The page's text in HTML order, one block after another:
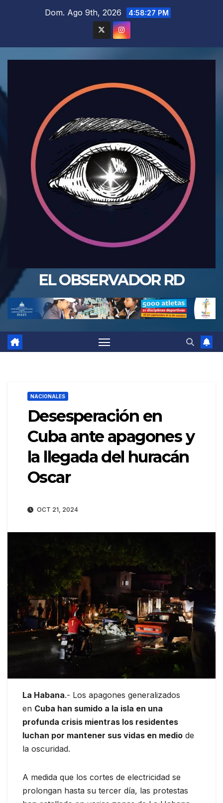
Dom. Ago 9th, 2026 4:58:28 PM
EL OBSERVADOR RD
NACIONALES
Desesperación en
Cuba ante apagones y
la llegada del huracán
Oscar
OCT 21, 2024
La Habana.- Los apagones generalizados
en Cuba han sumido a la isla en una
profunda crisis mientras los residentes
luchan por mantener sus vidas en medio de
la oscuridad.
A medida que los cortes de electricidad se
prolongan hasta su tercer día, las protestas